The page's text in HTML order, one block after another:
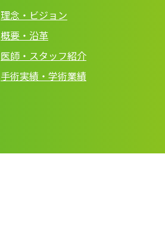
理念・ビジョン
概要・沿革
医師・スタッフ紹介
手術実績・学術業績